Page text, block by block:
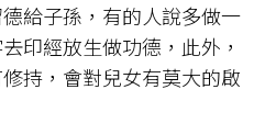
給子孫，有的人說多做一
印經放生做功德，此外，
持，會對兒女有莫大的啟